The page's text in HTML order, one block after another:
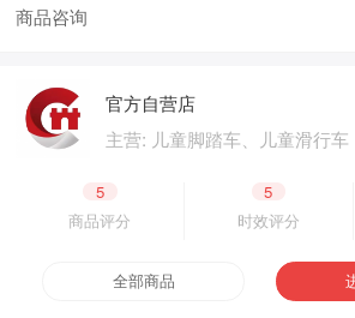
商品咨询
官方自营店
主营: 儿童脚踏车、儿童滑行
品、户外用品，母婴用品、婴
益智玩具，公园设施、广场游
件、电动车零配件，生产原材
品外包装、产品内包装，生产
5
商品评分
5
时效评分
全部商品